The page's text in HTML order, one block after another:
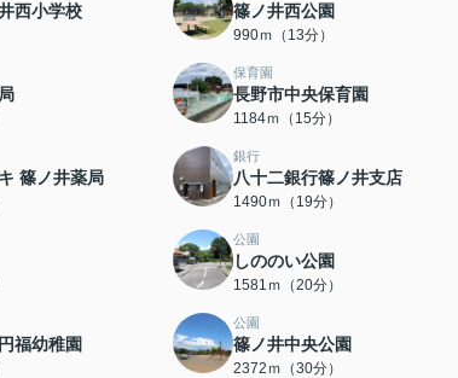
西小学校 篠ノ井西公園
990ｍ（13分）
保育園
長野市中央保育園
1184ｍ（15分）
篠ノ井薬局
銀行
八十二銀行篠ノ井支店
1490ｍ（19分）
公園
しののい公園
1581ｍ（20分）
福幼稚園
公園
篠ノ井中央公園
2372ｍ（30分）